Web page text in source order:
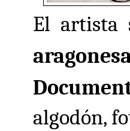
El artista
algodón,